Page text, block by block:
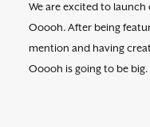
We are excited to
Ooooh. After being
mention and having
Ooooh is going to be big.